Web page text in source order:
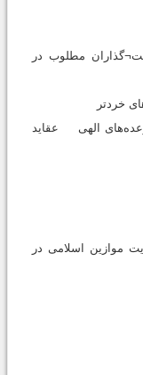
مطلوب در
خردتر
الهی عقاید
موازین اسلامی در